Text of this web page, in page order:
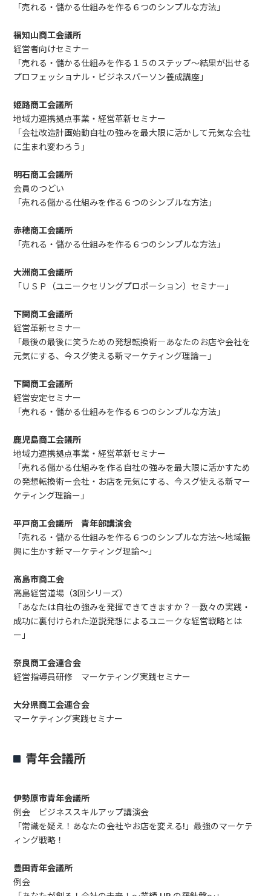
「売れる・儲かる仕組みを作る６つのシンプルな方法」
福知山商工会議所
経営者向けセミナー
「売れる・儲かる仕組みを作る１５のステップ～結果が出せる
プロフェッショナル・ビジネスパーソン養成講座」
姫路商工会議所
地域力連携拠点事業・経営革新セミナー
「会社改造計画始動自社の強みを最大限に活かして元気な会社
に生まれ変わろう」
明石商工会議所
会員のつどい
「売れる儲かる仕組みを作る６つのシンプルな方法」
赤穂商工会議所
「売れる・儲かる仕組みを作る６つのシンプルな方法」
大洲商工会議所
「ＵＳＰ（ユニークセリングプロポーション）セミナー」
下関商工会議所
経営革新セミナー
「最後の最後に笑うための発想転換術―あなたのお店や会社を
元気にする、今スグ使える新マーケティング理論ー」
下関商工会議所
経営安定セミナー
「売れる・儲かる仕組みを作る６つのシンプルな方法」
鹿児島商工会議所
地域力連携拠点事業・経営革新セミナー
「売れる儲かる仕組みを作る自社の強みを最大限に活かすため
の発想転換術ー会社・お店を元気にする、今スグ使える新マー
ケティング理論ー」
平戸商工会議所 青年部講演会
「売れる・儲かる仕組みを作る６つのシンプルな方法～地域振
興に生かす新マーケティング理論～」
高島市商工会
高島経営道場（3回シリーズ）
「あなたは自社の強みを発揮できてきますか？―数々の実践・
成功に裏付けられた逆説発想によるユニークな経営戦略とは
ー」
奈良商工会連合会
経営指導員研修 マーケティング実践セミナー
大分県商工会連合会
マーケティング実践セミナー
青年会議所
伊勢原市青年会議所
例会 ビジネススキルアップ講演会
「常識を疑え！あなたの会社やお店を変える!」最強のマーケテ
ィング戦略！
豊田青年会議所
例会